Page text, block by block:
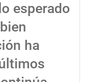
esperado
ha